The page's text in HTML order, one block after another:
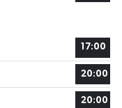
17:00
20:00
20:00